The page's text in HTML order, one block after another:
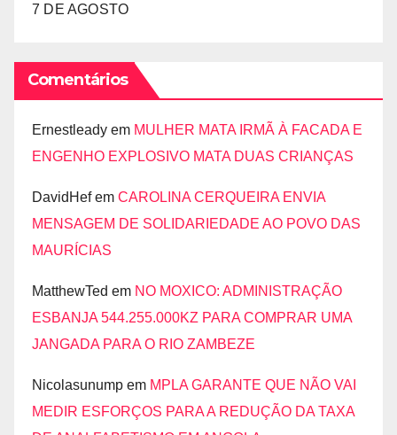
7 DE AGOSTO
Comentários
Ernestleady em MULHER MATA IRMÃ À FACADA E
ENGENHO EXPLOSIVO MATA DUAS CRIANÇAS
DavidHefem CAROLINA CERQUEIRA ENVIA
MENSAGEM DE SOLIDARIEDADE AO POVO DAS
MAURÍCIAS
MatthewTed em NO MOXICO: ADMINISTRAÇÃO
ESBANJA 544.255.000KZ PARA COMPRAR UMA
JANGADA PARA O RIO ZAMBEZE
Nicolasunump em MPLA GARANTE QUE NÃO VAI
MEDIR ESFORÇOS PARA A REDUÇÃO DA TAXA